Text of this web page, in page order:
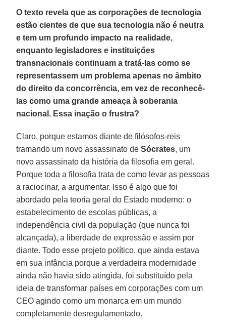
O texto revela que as corporações de tecnologia
estão cientes de que sua tecnologia não é neutra
e tem um profundo impacto na realidade,
enquanto legisladores e instituições
transnacionais continuam a tratá-las como se
representassem um problema apenas no âmbito
do direito da concorrência, em vez de reconhecê-
las como uma grande ameaça à soberania
nacional. Essa inação o frustra?
Claro, porque estamos diante de filósofos-reis
tramando um novo assassinato deSócrates, um
novo assassinato da história da filosofia em geral.
Porque toda a filosofia trata de como levar as pessoas
a raciocinar, a argumentar. Isso é algo que foi
abordado pela teoria geral do Estado moderno: o
estabelecimento de escolas públicas, a
independência civil da população (que nunca foi
alcançada), a liberdade de expressão e assim por
diante. Todo esse projeto político, que ainda estava
em sua infância porque a verdadeira modernidade
ainda não havia sido atingida, foi substituído pela
ideia de transformar países em corporações com um
CEO agindo como um monarca em um mundo
completamente desregulamentado.